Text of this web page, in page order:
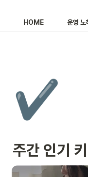
HOME 운영 노
✔️
주간 인기